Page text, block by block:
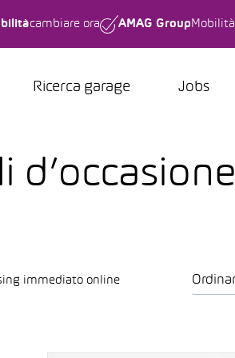
cambiare ora AMAG Group
Ricerca garage Jobs
immediato online